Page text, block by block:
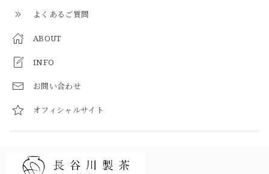
よくあるご質問
ABOUT
INFO
お問い合わせ
オフィシャルサイト